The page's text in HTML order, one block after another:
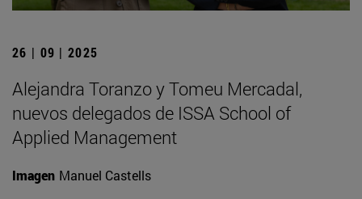
26 | 09 | 2025
Alejandra Toranzo y Tomeu Mercadal,
nuevos delegados de ISSA School of
Applied Management
Imagen Manuel Castells